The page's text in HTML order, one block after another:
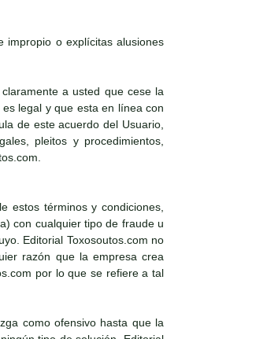
impropio o explícitas alusiones
a usted que cese la
legal y que esta en línea con
de este acuerdo del Usuario,
pleitos y procedimientos,
estos términos y condiciones,
con cualquier tipo de fraude u
Editorial Toxosoutos.com no
razón que la empresa crea
por lo que se refiere a tal
como ofensivo hasta que la